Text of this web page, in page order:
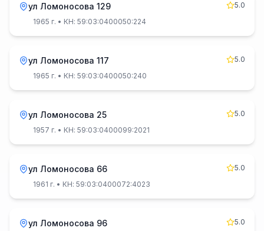
ул Ломоносова 129
5.0
1965 г. • КН: 59:03:0400050:224
ул Ломоносова 117
5.0
1965 г. • КН: 59:03:0400050:240
ул Ломоносова 25
5.0
1957 г. • КН: 59:03:0400099:2021
ул Ломоносова 66
5.0
1961 г. • КН: 59:03:0400072:4023
ул Ломоносова 96
5.0